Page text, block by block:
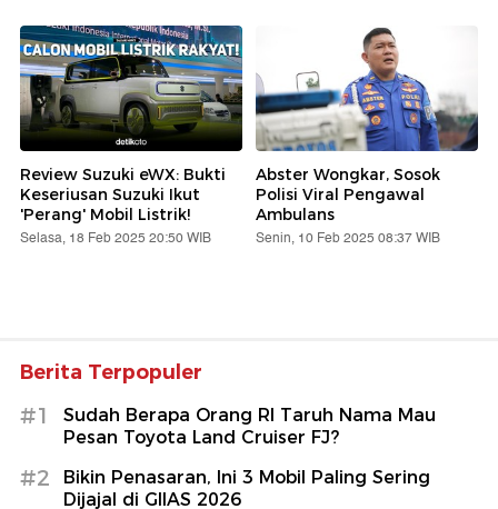
Review Suzuki eWX: Bukti
Keseriusan Suzuki Ikut
'Perang' Mobil Listrik!
Selasa, 18 Feb 2025 20:50 WIB
Abster Wongkar, Sosok
Polisi Viral Pengawal
Ambulans
Senin, 10 Feb 2025 08:37 WIB
Berita Terpopuler
#1
Sudah Berapa Orang RI Taruh Nama Mau
Pesan Toyota Land Cruiser FJ?
#2
Bikin Penasaran, Ini 3 Mobil Paling Sering
Dijajal di GIIAS 2026